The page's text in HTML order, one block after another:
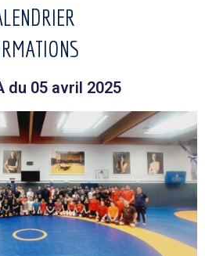
du 05 avril 2025